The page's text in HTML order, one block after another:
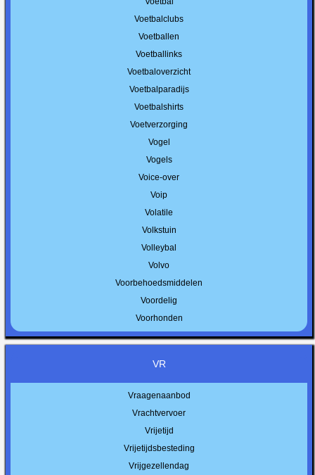
Voetbalclubs
Voetballen
Voetballinks
Voetbaloverzicht
Voetbalparadijs
Voetbalshirts
Voetverzorging
Vogel
Vogels
Voice-over
Voip
Volatile
Volkstuin
Volleybal
Volvo
Voorbehoedsmiddelen
Voordelig
Voorhonden
VR
Vraagenaanbod
Vrachtvervoer
Vrijetijd
Vrijetijdsbesteding
Vrijgezellendag